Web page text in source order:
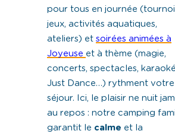
pour tous en journée
jeux, activités aquatiques,
ateliers) et soirées animées à
Joyeuse et à thème (magie,
concerts, spectacles,
Just Dance…) rythment votre
séjour. Ici, le plaisir ne nuit
au repos : notre camping
garantit le calme et la